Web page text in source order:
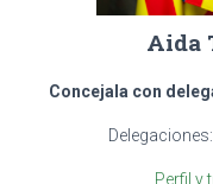
Aida
Concejala con
Perfil y